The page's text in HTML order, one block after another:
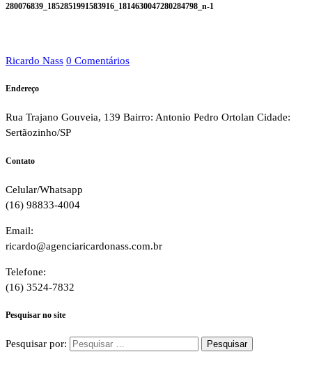
280076839_1852851991583916_1814630047280284798_n-1
Ricardo Nass 0 Comentários
Endereço
Rua Trajano Gouveia, 139 Bairro: Antonio Pedro Ortolan Cidade:
Sertãozinho/SP
Contato
Celular/Whatsapp
(16) 98833-4004
Email:
ricardo@agenciaricardonass.com.br
Telefone:
(16) 3524-7832
Pesquisar no site
Pesquisar por: